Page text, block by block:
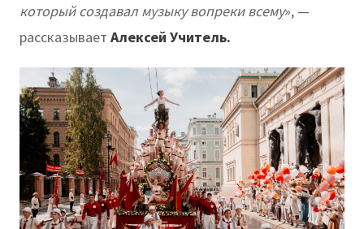
который создавал музыку вопреки всему», —
рассказывает Алексей Учитель.